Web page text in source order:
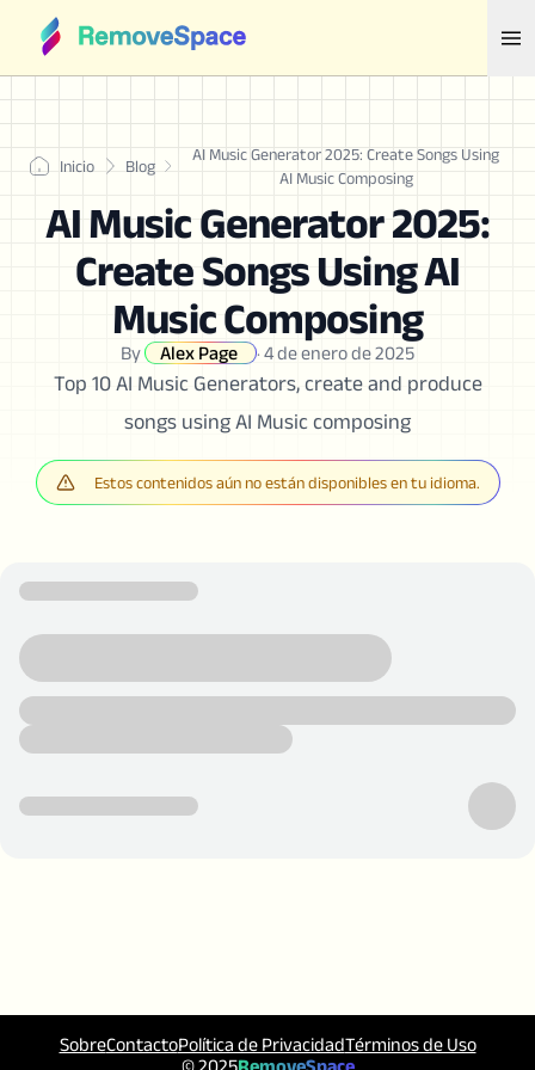
Inicio Blog
AI Music Generator 2025: Create Songs Using
AI Music Composing
AI Music Generator 2025:
Create Songs Using AI
Music Composing
By Alex Page · 4 de enero de 2025
Top 10 AI Music Generators, create and produce
songs using AI Music composing
Estos contenidos aún no están disponibles en tu idioma.
© 2025RemoveSpace
SobreContactoPolítica de PrivacidadTérminos de Uso